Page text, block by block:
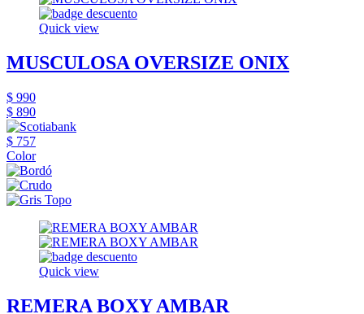
Quick view
MUSCULOSA OVERSIZE ONIX
$ 990
$ 890
$ 757
Color
Quick view
REMERA BOXY AMBAR